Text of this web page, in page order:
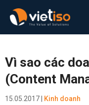
Vì sao các
(Content
15.05.2017 | Kinh doanh